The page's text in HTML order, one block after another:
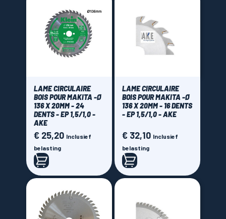
LAME CIRCULAIRE
BOIS POUR MAKITA -Ø
136 X 20MM - 24
DENTS - EP 1,5/1,0 -
AKE
Prijs
€ 25,20 Inclusief
belasting
LAME CIRCULAIRE
BOIS POUR MAKITA -Ø
136 X 20MM - 16 DENTS
- EP 1,5/1,0 - AKE
Prijs
€ 32,10 Inclusief
belasting